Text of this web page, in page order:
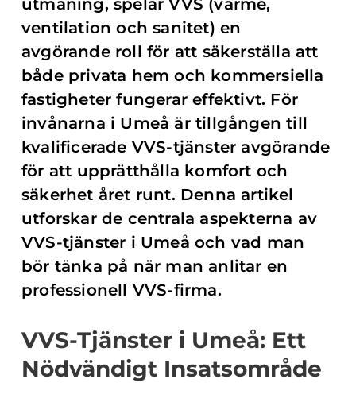
utmaning, spelar VVS (värme,
ventilation och sanitet) en
avgörande roll för att säkerställa att
både privata hem och kommersiella
fastigheter fungerar effektivt. För
invånarna i Umeå är tillgången till
kvalificerade VVS-tjänster avgörande
för att upprätthålla komfort och
säkerhet året runt. Denna artikel
utforskar de centrala aspekterna av
VVS-tjänster i Umeå och vad man
bör tänka på när man anlitar en
professionell VVS-firma.
VVS-Tjänster i Umeå: Ett
Nödvändigt Insatsområde